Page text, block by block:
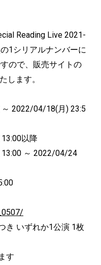
Reading Live 2021-
1シリアルナンバーに
ので、販売サイトの
します。
2022/04/18(月) 23:5
以降
～ 2022/04/24
き いずれか1公演 1枚
す